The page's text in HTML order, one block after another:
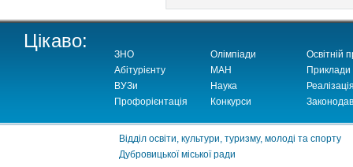
Цікаво:
ЗНО
Абітурієнту
ВУЗи
Профорієнтація
Олімпіади
МАН
Наука
Конкурси
Освітній
Приклади
Відділ освіти, культури, туризму, молоді та спорту
Дубровицької міської ради